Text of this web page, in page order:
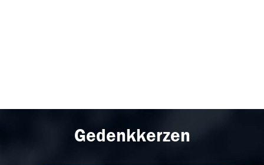
Gedenkkerzen